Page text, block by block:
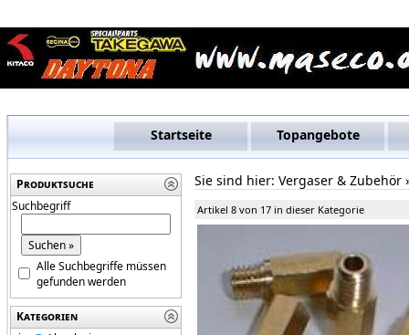
Startseite Topangebote
Produktsuche
Suchbegriff
Alle Suchbegriffe müssen
gefunden werden
Kategorien
Sie sind hier: Vergaser & Zubehör
Artikel 8 von 17 in dieser Kategorie